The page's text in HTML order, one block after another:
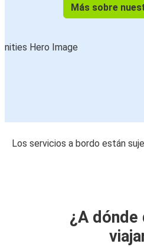
Más sobre
Los servicios a bordo están
¿A dónde